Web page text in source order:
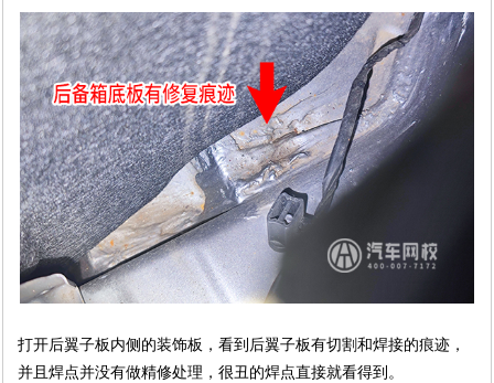
打开后翼子板内侧的装饰板，看到后翼子板有切割和焊接的痕迹，
并且焊点并没有做精修处理，很丑的焊点直接就看得到。